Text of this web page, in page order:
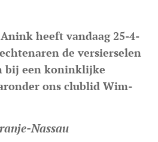
heeft vandaag 25-4-
de versierselen
bij een koninklijke
ons clublid Wim-
Nassau